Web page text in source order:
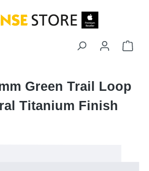
Green Trail Loop
Titanium Finish